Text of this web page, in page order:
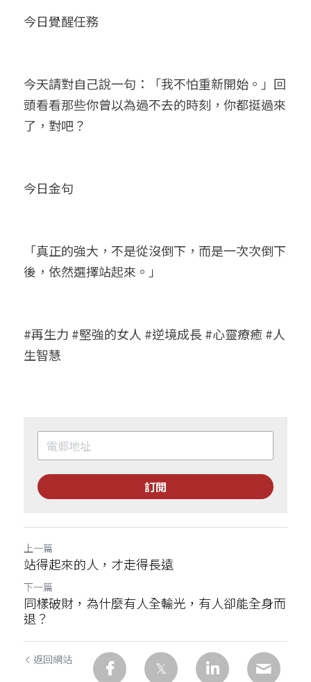
今日覺醒任務
今天請對自己說一句：「我不怕重新開始。」回
頭看看那些你曾以為過不去的時刻，你都挺過來
了，對吧？
今日金句
「真正的強大，不是從沒倒下，而是一次次倒下
後，依然選擇站起來。」
#再生力 #堅強的女人 #逆境成長 #心靈療癒 #人
生智慧
訂閱
上一篇
站得起來的人，才走得長遠
下一篇
同樣破財，為什麼有人全輸光，有人卻能全身而
退？
返回網站